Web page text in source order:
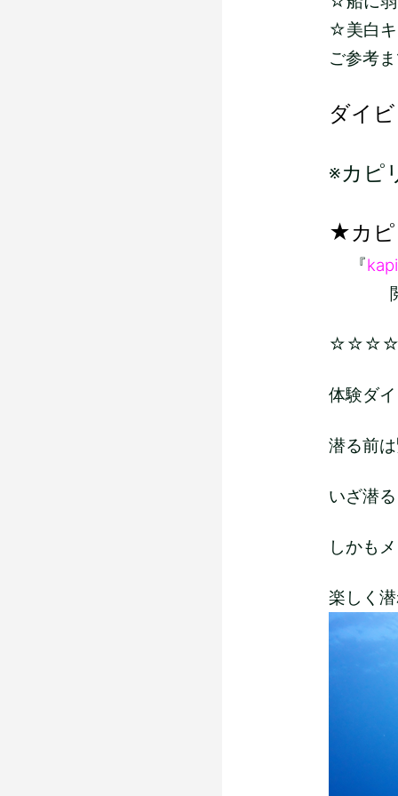
☆美白キ
ご参考
ダイ
※カピ
★カピ
『
閲覧
体験ダ
潜る前
いざ潜
しかも
楽しく